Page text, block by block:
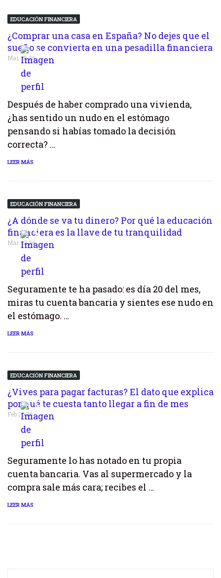
EDUCACIÓN FINANCIERA
¿Comprar una casa en España? No dejes que el
sueño se convierta en una pesadilla financiera
Mar 28,26
Después de haber comprado una vivienda,
¿has sentido un nudo en el estómago
pensando si habías tomado la decisión
correcta? …
LEER MÁS
EDUCACIÓN FINANCIERA
¿A dónde se va tu dinero? Por qué la educación
financiera es la llave de tu tranquilidad
Mar 22,26
Seguramente te ha pasado: es día 20 del mes,
miras tu cuenta bancaria y sientes ese nudo en
el estómago. …
LEER MÁS
EDUCACIÓN FINANCIERA
¿Vives para pagar facturas? El dato que explica
por qué te cuesta tanto llegar a fin de mes
Feb 26,26
Seguramente lo has notado en tu propia
cuenta bancaria. Vas al supermercado y la
compra sale más cara; recibes el …
LEER MÁS